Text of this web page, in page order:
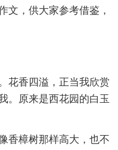
文，供大家参考借鉴，
花香四溢，正当我欣赏
。原来是西花园的白玉
香樟树那样高大，也不